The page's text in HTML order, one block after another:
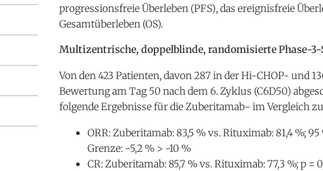
progressionsfreie Überleben (PFS), das ereignisfreie
Gesamtüberleben (OS).
Multizentrische, doppelblinde, randomisierte Phase-
Von den 423 Patienten, davon 287 in der Hi-CHOP- und
Bewertung am Tag 50 nach dem 6. Zyklus (C6D50)
folgende Ergebnisse für die Zuberitamab- im Vergleich
ORR: Zuberitamab: 83,5 % vs. Rituximab: 81,4 %;
Grenze: -5,2 % > -10 %
CR: Zuberitamab: 85,7 % vs. Rituximab: 77,3 %; p =